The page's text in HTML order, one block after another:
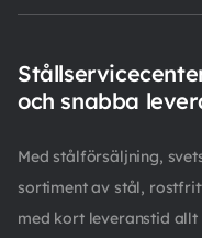
och snabba
Med stålförsäljning,
sortiment av stål,
med kort leveranstid